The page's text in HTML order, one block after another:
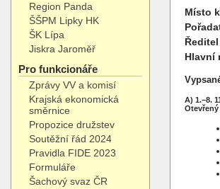
Region Panda
ŠŠPM Lipky HK
ŠK Lípa
Jiskra Jaroměř
Pro funkcionáře
Zprávy VV a komisí
Krajská ekonomická
směrnice
Propozice družstev
Soutěžní řád 2024
Pravidla FIDE 2023
Formuláře
Šachový svaz ČR
Místo
Hlavní
A) 1.–8.